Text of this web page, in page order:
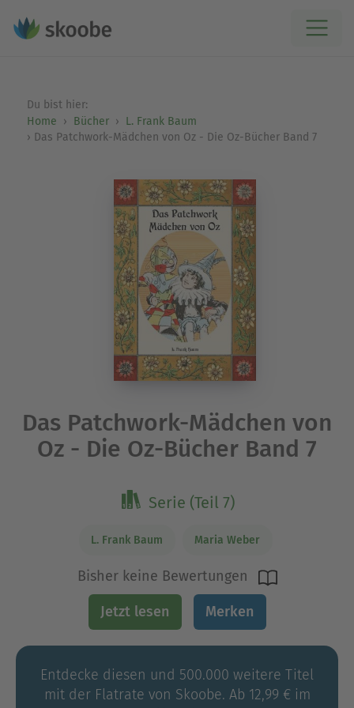
Du bist hier:
Home
Bücher
L. Frank Baum
Das Patchwork-Mädchen von Oz - Die Oz-Bücher Band 7
Das Patchwork-Mädchen von
Oz - Die Oz-Bücher Band 7
Serie (Teil 7)
L. Frank Baum Maria Weber
Bisher keine Bewertungen
Jetzt lesen Merken
Entdecke diesen und 500.000 weitere Titel
mit der Flatrate von Skoobe. Ab 12,99 € im